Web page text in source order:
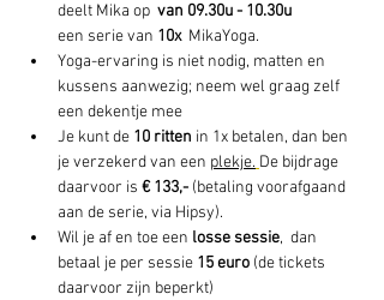
deelt Mika op van 09.30u - 10.30u
een serie van 10x MikaYoga.
Yoga-ervaring is niet nodig, matten en
kussens aanwezig; neem wel graag zelf
een dekentje mee
Je kunt de 10 ritten in 1x betalen, dan ben
je verzekerd van een plekje. De bijdrage
daarvoor is € 133,- (betaling voorafgaand
aan de serie, via Hipsy).
Wil je af en toe een losse sessie,  dan
betaal je per sessie 15 euro (de tickets
daarvoor zijn beperkt)